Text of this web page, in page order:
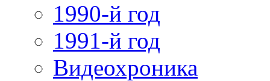
1990-й год
1991-й год
Видеохроника